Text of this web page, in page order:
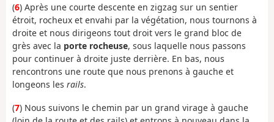
(6) Après une courte descente en zigzag sur un sentier
étroit, rocheux et envahi par la végétation, nous tournons à
droite et nous dirigeons tout droit vers le grand bloc de
grès avec la porte rocheuse, sous laquelle nous passons
pour continuer à droite juste derrière. En bas, nous
rencontrons une route que nous prenons à gauche et
longeons les rails.
(7) Nous suivons le chemin par un grand virage à gauche